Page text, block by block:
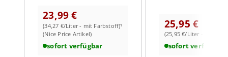
weiterlesen auf der Markenseite von Pampero
23,99 €
(34,27 €/Liter - mit Farbstoff)¹
(Nice Price Artikel)
sofort verfügbar
25,95 €
(25,95 €/Liter - mit
sofort verfügbar